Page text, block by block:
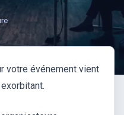
votre événement vient